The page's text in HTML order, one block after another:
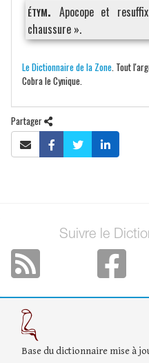
étym. Apocope et
chaussure ».
Le Dictionnaire de la Zone . Tout
Cobra le Cynique.
Partager
Suivre le
Base du dictionnaire mise à